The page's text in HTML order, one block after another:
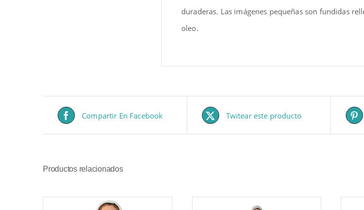
duraderas. Las imágenes pequeñas son fundidas
oleo.
Compartir En Facebook Twitear este producto
Productos relacionados